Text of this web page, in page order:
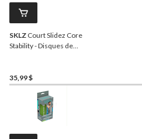
SKLZ Court Slidez Core
Stability - Disques de
35,99 $